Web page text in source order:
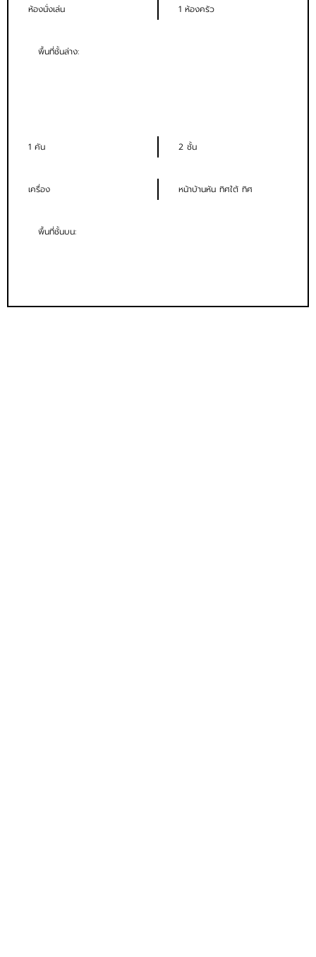
ห้องนั่งเล่น 1 ห้องครัว
พื้นที่ชั้นล่าง:
1 คัน 2 ชั้น
เครื่อง หน้าบ้านหัน ทิศใต้ ทิศ
พื้นที่ชั้นบน: